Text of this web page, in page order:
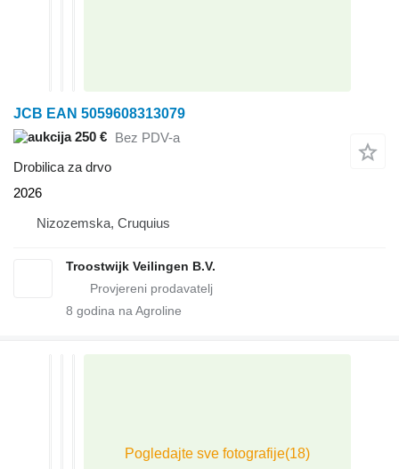
JCB EAN 5059608313079
250 € Bez PDV-a
Drobilica za drvo
2026
Nizozemska, Cruquius
Troostwijk Veilingen B.V.
8 godina na Agroline